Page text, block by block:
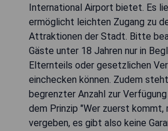
International Airport bietet. Es
ermöglicht leichten Zugang zu
Attraktionen der Stadt. Bitte
Gäste unter 18 Jahren nur in
Elternteils oder gesetzlichen
einchecken können. Zudem
begrenzter Anzahl zur
dem Prinzip "Wer zuerst kommt,
vergeben, es gibt also keine